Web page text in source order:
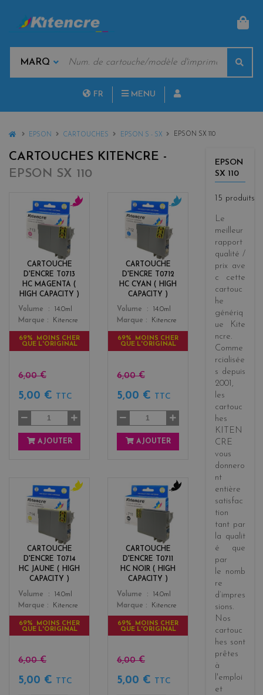
MARQUES
CLÉS
FR MENU
HOMEEPSON CARTOUCHES EPSON S - SX EPSON SX 110
CARTOUCHES KITENCRE -
EPSON SX 110
CARTOUCHE
D'ENCRE T0713
HC MAGENTA (
HIGH CAPACITY )
Color
a
g
e
n
t
a
Volume
14.0ml
Marque
Kitencre
69% MOINS CHER
QUE L'ORIGINAL
6,00 €
5,00 € TTC
AJOUTER
CARTOUCHE
D'ENCRE T0712
HC CYAN ( HIGH
CAPACITY )
Color
c
y
a
n
Volume
14.0ml
Marque
Kitencre
69% MOINS CHER
QUE L'ORIGINAL
6,00 €
5,00 € TTC
AJOUTER
CARTOUCHE
D'ENCRE T0714
HC JAUNE ( HIGH
CAPACITY )
Color
e
l
l
o
w
Volume
14.0ml
Marque
Kitencre
69% MOINS CHER
QUE L'ORIGINAL
6,00 €
5,00 € TTC
CARTOUCHE
D'ENCRE T0711
HC NOIR ( HIGH
CAPACITY )
Color
l
a
c
k
Volume
14.0ml
Marque
Kitencre
69% MOINS CHER
QUE L'ORIGINAL
6,00 €
5,00 € TTC
EPSON
SX 110
15 produits
Le
meilleur
rapport
qualité /
prix ave
c cette
cartouc
he
génériq
ue
Kite
ncre.
Comme
rcialisée
s depuis
2001 ,
les
cartouc
hes
KITEN
CRE
vous
donnero
nt
entière
satisfac
tion
tant par
la qualit
é que
par
le nomb
re
d’impres
sions.
Nos
cartouc
hes sont
prêtes
à
l'emploi
et